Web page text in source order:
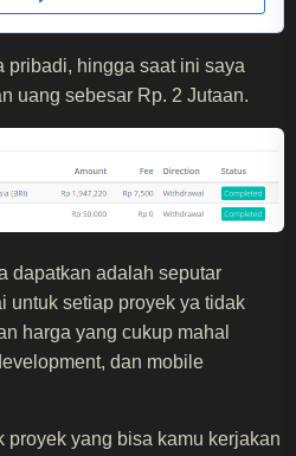
pribadi, hingga saat ini saya
uang sebesar Rp. 2 Jutaan.
dapatkan adalah seputar
untuk setiap proyek ya tidak
harga yang cukup mahal
dan mobile
proyek yang bisa kamu kerjakan